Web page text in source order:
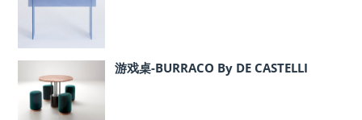
游戏桌-BURRACO By DE CASTELLI